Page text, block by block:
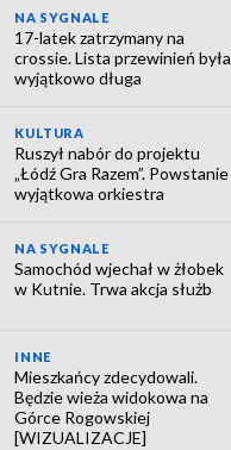
NA SYGNALE
17-latek zatrzymany na
crossie. Lista przewinień była
wyjątkowo długa
KULTURA
Ruszył nabór do projektu
„Łódź Gra Razem”. Powstanie
wyjątkowa orkiestra
NA SYGNALE
Samochód wjechał w żłobek
w Kutnie. Trwa akcja służb
INNE
Mieszkańcy zdecydowali.
Będzie wieża widokowa na
Górce Rogowskiej
[WIZUALIZACJE]